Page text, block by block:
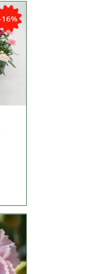
16%
и
–
не
—